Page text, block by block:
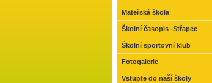
Mateřská škola
Školní časopis -Střapec
Školní sportovní klub
Fotogalerie
Vstupte do naší školy